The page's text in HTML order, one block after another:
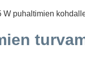
puhaltimien